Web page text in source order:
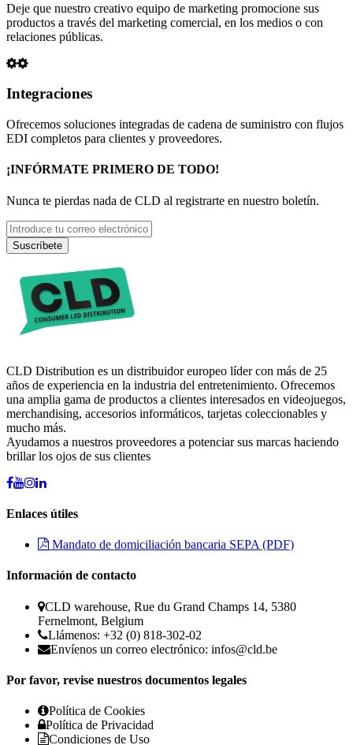
Deje que nuestro creativo equipo de marketing promocione sus
productos a través del marketing comercial, en los medios o con
relaciones públicas.
Integraciones
Ofrecemos soluciones integradas de cadena de suministro con flujos
EDI completos para clientes y proveedores.
¡INFÓRMATE PRIMERO DE TODO!
Nunca te pierdas nada de CLD al registrarte en nuestro boletín.
Suscríbete
CLD Distribution es un distribuidor europeo líder con más de 25
años de experiencia en la industria del entretenimiento. Ofrecemos
una amplia gama de productos a clientes interesados en videojuegos,
merchandising, accesorios informáticos, tarjetas coleccionables y
mucho más.
Ayudamos a nuestros proveedores a potenciar sus marcas haciendo
brillar los ojos de sus clientes
Enlaces útiles
Mandato de domiciliación bancaria SEPA (PDF)
Información de contacto
CLD warehouse, Rue du Grand Champs 14, 5380
Fernelmont, Belgium
Llámenos: +32 (0) 818-302-02
Envíenos un correo electrónico: infos@cld.be
Por favor, revise nuestros documentos legales
Política de Cookies
Política de Privacidad
Condiciones de Uso